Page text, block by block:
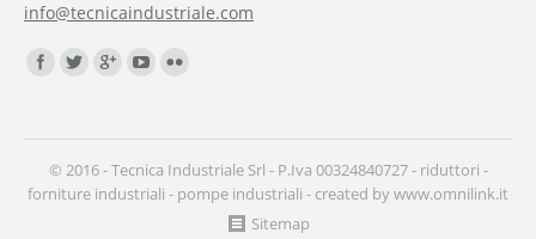
info@tecnicaindustriale.com
Find us on:
© 2016 - Tecnica Industriale Srl - P.Iva 00324840727 - riduttori -
forniture industriali - pompe industriali - created bywww.omnilink.it
Sitemap